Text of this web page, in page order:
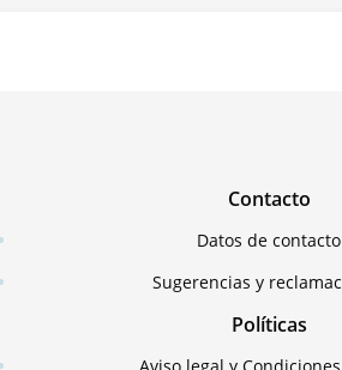
Contacto
Datos de contacto
Sugerencias y
Políticas